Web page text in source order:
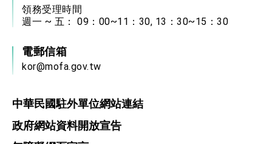
領務受理時間
週一 ~ 五： 09：00~11：30, 13：30~15：30
電郵信箱
kor@mofa.gov.tw
中華民國駐外單位網站連結
政府網站資料開放宣告